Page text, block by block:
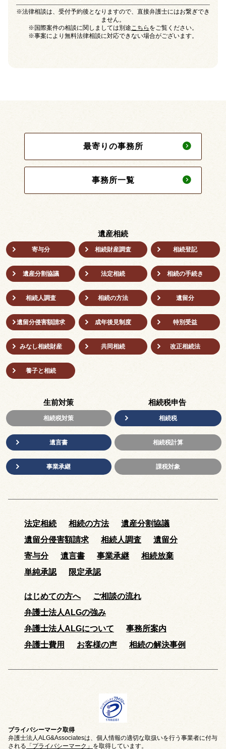
※法律相談は、受付予約後となりますので、直接弁護士にはお繋ぎでき
ません。
※国際案件の相談に関しましては別途こちら をご覧ください。
※事案により無料法律相談に対応できない場合がございます。
最寄りの事務所
事務所一覧
遺産相続
寄与分 相続財産調査 相続登記
遺産分割協議 法定相続 相続の⼿続き
相続人調査 相続の方法 遺留分
遺留分侵害額請求 成年後⾒制度 特別受益
みなし相続財産 共同相続 改正相続法
養子と相続
生前対策
相続税対策
遺言書
事業承継
相続税申告
相続税
相続税計算
課税対象
法定相続 相続の方法
遺産分割協議
遺留分侵害額請求
相続人調査
遺留分
寄与分
遺言書 事業承継
相続放棄
単純承認
限定承認
はじめての方へ
ご相談の流れ
弁護士法人ALGの強み
弁護士法人ALGについて
事務所案内
弁護士費用
お客様の声 相続の解決事例
プライバシーマーク取得
弁護士法人ALG&Associatesは、個人情報の適切な取扱いを行う事業者に付与
される 「プライバシーマーク」 を取得しています。